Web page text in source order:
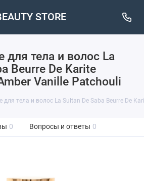
STORE
для тела и волос La
Beurre De Karite
Vanille Patchouli
для тела и волос La Sultan De Saba Beurre De
0 Вопросы и ответы 0